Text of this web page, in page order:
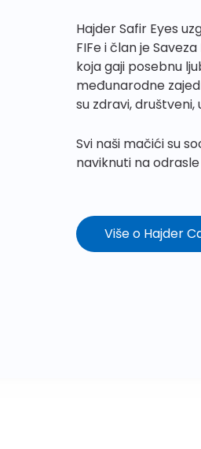
Hajder Safir Eyes
FIFe i član je
koja gaji posebnu
međunarodne
su zdravi,
Svi naši mačići su
naviknuti na
Više o Hajder